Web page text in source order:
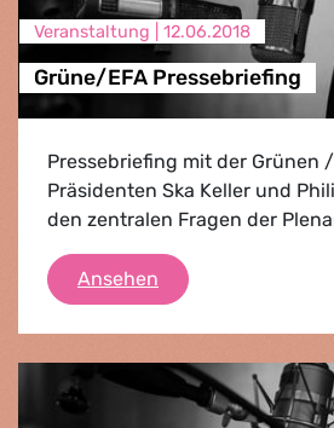
Veranstaltung | 12.06.2018
Grüne/EFA Pressebriefing
Pressebriefing mit der Grünen /
Präsidenten Ska Keller und
den zentralen Fragen der
Ansehen Grüne/EFA